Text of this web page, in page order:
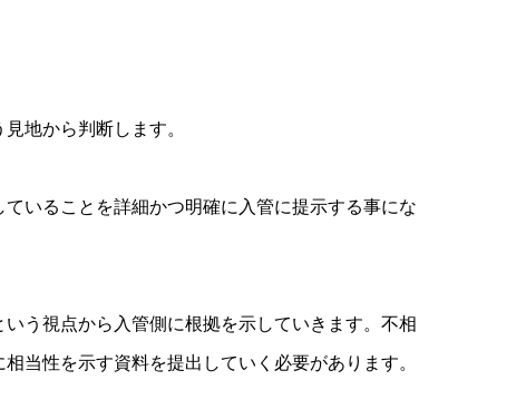
地から判断します。
いることを詳細かつ明確に入管に提示する事にな
う視点から入管側に根拠を示していきます。不相
当性を示す資料を提出していく必要があります。